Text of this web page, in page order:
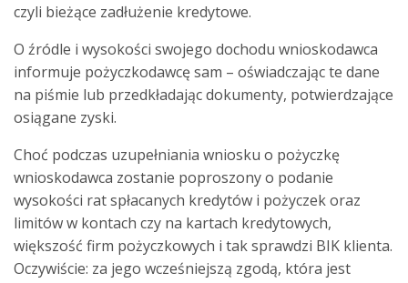
czyli bieżące zadłużenie kredytowe.
O źródle i wysokości swojego dochodu wnioskodawca
informuje pożyczkodawcę sam – oświadczając te dane
na piśmie lub przedkładając dokumenty, potwierdzające
osiągane zyski.
Choć podczas uzupełniania wniosku o pożyczkę
wnioskodawca zostanie poproszony o podanie
wysokości rat spłacanych kredytów i pożyczek oraz
limitów w kontach czy na kartach kredytowych,
większość firm pożyczkowych i tak sprawdzi BIK klienta.
Oczywiście: za jego wcześniejszą zgodą, która jest